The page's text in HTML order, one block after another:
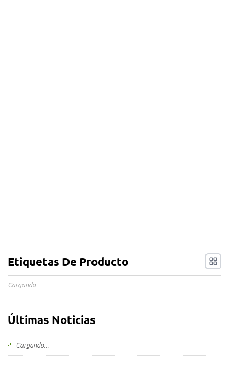
Etiquetas De Producto
Cargando...
Últimas Noticias
Cargando...